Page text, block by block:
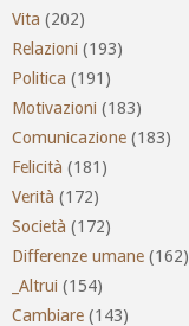
Vita (202)
Relazioni (193)
Politica (191)
Motivazioni (183)
Comunicazione (183)
Felicità (181)
Verità (172)
Società (172)
Differenze umane (162)
_Altrui (154)
Cambiare (143)